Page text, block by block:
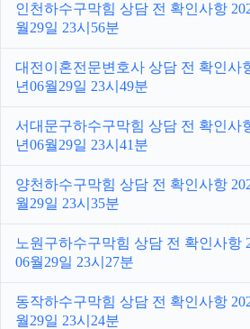
인천하수구막힘 상담 전 확인사항
월29일 23시56분
대전이혼전문변호사 상담 전 확인사
년06월29일 23시49분
서대문구하수구막힘 상담 전 확인사
년06월29일 23시41분
양천하수구막힘 상담 전 확인사항
월29일 23시35분
노원구하수구막힘 상담 전 확인사항
06월29일 23시27분
동작하수구막힘 상담 전 확인사항
월29일 23시24분